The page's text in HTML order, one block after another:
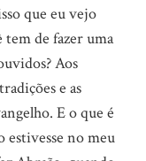
que eu vejo
tem de fazer uma
Aos
e as
E o que é
estivesse no meu